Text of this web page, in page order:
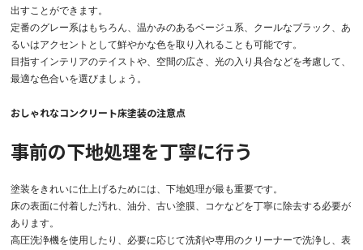
出すことができます。
定番のグレー系はもちろん、温かみのあるベージュ系、クールなブラック、あ
るいはアクセントとして鮮やかな色を取り入れることも可能です。
目指すインテリアのテイストや、空間の広さ、光の入り具合などを考慮して、
最適な色合いを選びましょう。
おしゃれなコンクリート床塗装の注意点
事前の下地処理を丁寧に行う
塗装をきれいに仕上げるためには、下地処理が最も重要です。
床の表面に付着した汚れ、油分、古い塗膜、コケなどを丁寧に除去する必要が
あります。
高圧洗浄機を使用したり、必要に応じて洗剤や専用のクリーナーで洗浄し、表